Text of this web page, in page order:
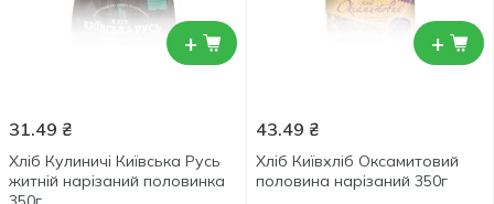
+
31.49 ₴
Хліб Кулиничі Київська Русь
житній нарізаний половинка
+
43.49 ₴
Хлiб Київхліб Оксамитовий
половина нарізаний 350г